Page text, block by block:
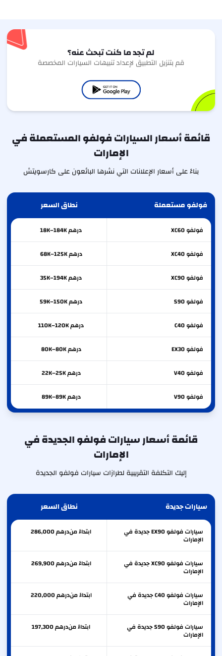
لم تجد ما كنت تبحث عنه؟
قم بتنزيل التطبيق لإعداد تنبيهات السيارات المخصصة
قائمة أسعار السيارات فولفو المستعملة في
الإمارات
بناءً على أسعار الإعلانات التي نشرها البائعون على كارسويتش
فولفو مستعملة نطاق السعر
فولفوXC60 درهم 18K–184K
فولفوXC40 درهم 68K–125K
فولفوXC90 درهم 35K–194K
فولفوS90 درهم 59K–150K
فولفوC40 درهم 110K–120K
فولفوEX30 درهم 80K–80K
فولفوV40 درهم 22K–25K
فولفوV90 درهم 89K–89K
قائمة أسعار سيارات فولفو الجديدة في
الإمارات
إليك التكلفة التقريبية لطرازات سيارات فولفو الجديدة
سيارات جديدة نطاق السعر
سيارات فولفو EX90 جديدة في
الإمارات
ابتداءً من 286,000درهم
سيارات فولفو XC90 جديدة في
الإمارات
ابتداءً من 269,900درهم
سيارات فولفو C40 جديدة في
الإمارات
ابتداءً من 220,000درهم
سيارات فولفو S90 جديدة في
الإمارات
ابتداءً من 197,300درهم